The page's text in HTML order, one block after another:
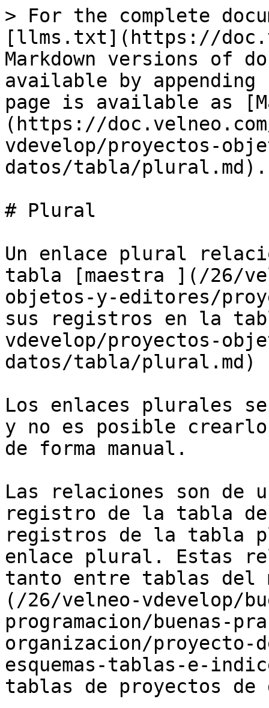
> For the complete
[llms.txt](https://
Markdown versions of
available by
page is available as
(https://
vdevelop/proyectos-
datos/tabla/plural.md).
# Plural
Un enlace plural
tabla [maestra ](/26/
objetos-y-editores/
sus registros en la
vdevelop/proyectos-
datos/tabla/plural.md)
Los enlaces plurales
y no es posible
de forma manual.
Las relaciones son de
registro de la tabla de
registros de la tabla
enlace plural. Estas
tanto entre tablas del
(/26/velneo-vdevelop/
programacion/buenas-
organizacion/proyecto-
esquemas-tablas-e-
tablas de proyectos de